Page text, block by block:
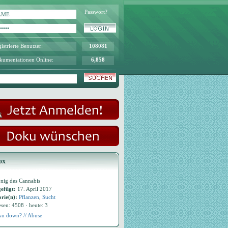
Passwort?
Benutzer: 108081
Online: 6,858
des Cannabis
17. April 2017
Pflanzen Sucht
4508 · heute: 3
down? // Abuse